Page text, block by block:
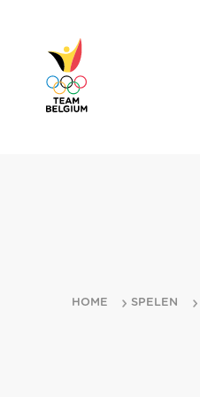
HOME SPELEN